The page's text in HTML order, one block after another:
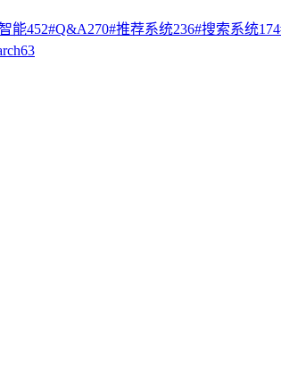
能452#Q&A270#推荐系统236#搜索系统174
63